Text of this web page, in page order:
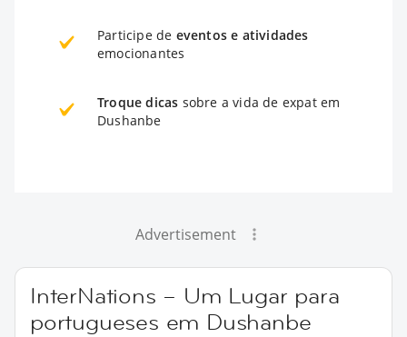
Participe de eventos e atividades
emocionantes
Troque dicas sobre a vida de expat em
Dushanbe
Advertisement
InterNations – Um Lugar para
portugueses em Dushanbe